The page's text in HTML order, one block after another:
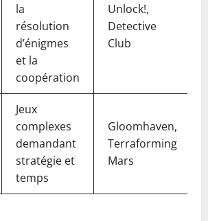
la
résolution
d’énigmes
et la
coopération
Unlock!,
Detective
Club
Jeux
complexes
demandant
stratégie et
temps
Gloomhaven,
Terraforming
Mars